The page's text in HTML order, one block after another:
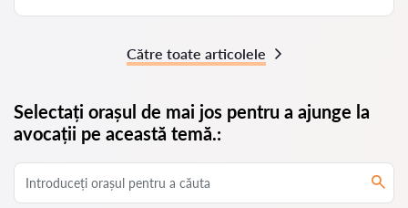
Către toate articolele
Selectați orașul de mai jos pentru a ajunge la
avocații pe această temă.: